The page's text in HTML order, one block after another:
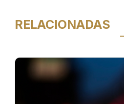
RELACIONADAS